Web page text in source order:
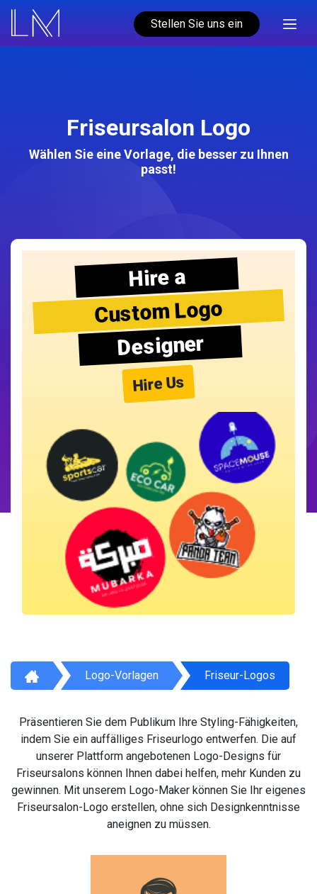
Stellen Sie uns ein
Friseursalon Logo
Wählen Sie eine Vorlage, die besser zu Ihnen
passt!
Hire a
Custom Logo
Designer
Hire Us
Logo-Vorlagen Friseur-Logos
Präsentieren Sie dem Publikum Ihre Styling-Fähigkeiten,
indem Sie ein auffälliges Friseurlogo entwerfen. Die auf
unserer Plattform angebotenen Logo-Designs für
Friseursalons können Ihnen dabei helfen, mehr Kunden zu
gewinnen. Mit unserem Logo-Maker können Sie Ihr eigenes
Friseursalon-Logo erstellen, ohne sich Designkenntnisse
aneignen zu müssen.